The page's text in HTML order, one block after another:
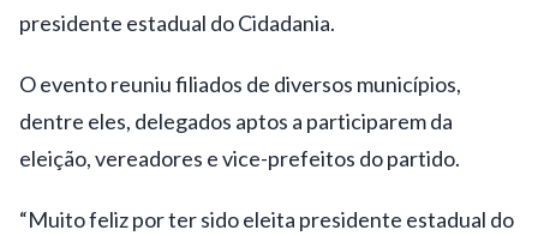
presidente estadual do Cidadania.
O evento reuniu filiados de diversos municípios,
dentre eles, delegados aptos a participarem da
eleição, vereadores e vice-prefeitos do partido.
“Muito feliz por ter sido eleita presidente estadual do